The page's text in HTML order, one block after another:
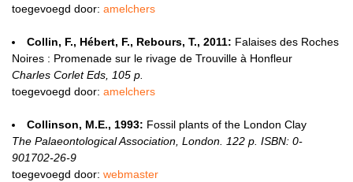
toegevoegd door: amelchers
Collin, F., Hébert, F., Rebours, T., 2011: Falaises des Roches
Noires : Promenade sur le rivage de Trouville à Honfleur
Charles Corlet Eds, 105 p.
toegevoegd door: amelchers
Collinson, M.E., 1993: Fossil plants of the London Clay
The Palaeontological Association, London. 122 p. ISBN: 0-
901702-26-9
toegevoegd door: webmaster